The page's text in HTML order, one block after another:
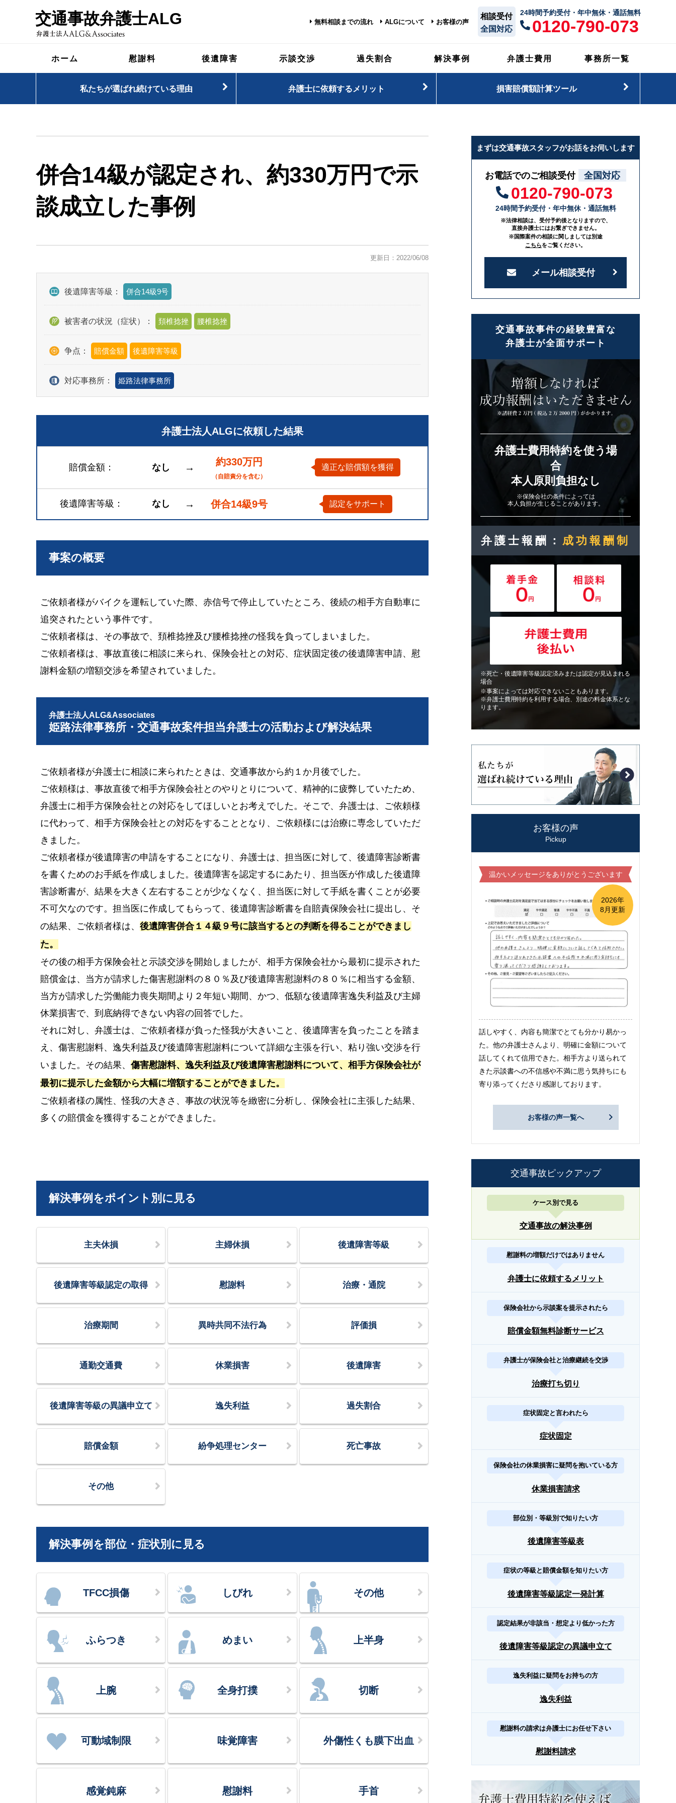
交通事故弁護士ALG 無料相談までの流れ ALGについて お客様の声
相談受付
全国対応
24時間予約受付・年中無休・通話無料
0120-790-073
ホーム 慰謝料 後遺障害 示談交渉 過失割合 解決事例 弁護士費用 事務所一覧
私たちが選ばれ続けている理由 弁護士に依頼するメリット 損害賠償額計算ツール
併合14級が認定され、約330万円で示
談成立した事例
更新日：2022/06/08
後遺障害等級： 併合14級9号
被害者の状況（症状）： 頚椎捻挫 腰椎捻挫
争点： 賠償金額 後遺障害等級
対応事務所： 姫路法律事務所
弁護士法人ALGに依頼した結果
賠償金額 なし → 約330万円
（自賠責分を含む）
適正な賠償額を獲得
後遺障害等級 なし → 併合14級9号 認定をサポート
事案の概要
ご依頼者様がバイクを運転していた際、赤信号で停止していたところ、後続の相手方自動車に
追突されたという事件です。
ご依頼者様は、その事故で、頚椎捻挫及び腰椎捻挫の怪我を負ってしまいました。
ご依頼者様は、事故直後に相談に来られ、保険会社との対応、症状固定後の後遺障害申請、慰
謝料金額の増額交渉を希望されていました。
弁護士法人ALG&Associates
姫路法律事務所・交通事故案件担当弁護士の活動および解決結果
ご依頼者様が弁護士に相談に来られたときは、交通事故から約１か月後でした。
ご依頼様は、事故直後で相手方保険会社とのやりとりについて、精神的に疲弊していたため、
弁護士に相手方保険会社との対応をしてほしいとお考えでした。そこで、弁護士は、ご依頼様
に代わって、相手方保険会社との対応をすることとなり、ご依頼様には治療に専念していただ
きました。
ご依頼者様が後遺障害の申請をすることになり、弁護士は、担当医に対して、後遺障害診断書
を書くためのお手紙を作成しました。後遺障害を認定するにあたり、担当医が作成した後遺障
害診断書が、結果を大きく左右することが少なくなく、担当医に対して手紙を書くことが必要
不可欠なのです。担当医に作成してもらって、後遺障害診断書を自賠責保険会社に提出し、そ
の結果、ご依頼者様は、 後遺障害併合１４級９号に該当するとの判断を得ることができまし
た。
その後の相手方保険会社と示談交渉を開始しましたが、相手方保険会社から最初に提示された
賠償金は、当方が請求した傷害慰謝料の８０％及び後遺障害慰謝料の８０％に相当する金額、
当方が請求した労働能力喪失期間より２年短い期間、かつ、低額な後遺障害逸失利益及び主婦
休業損害で、到底納得できない内容の回答でした。
それに対し、弁護士は、ご依頼者様が負った怪我が大きいこと、後遺障害を負ったことを踏ま
え、傷害慰謝料、逸失利益及び後遺障害慰謝料について詳細な主張を行い、粘り強い交渉を行
いました。その結果、傷害慰謝料、逸失利益及び後遺障害慰謝料について、相手方保険会社が
最初に提示した金額から大幅に増額することができました。
ご依頼者様の属性、怪我の大きさ、事故の状況等を緻密に分析し、保険会社に主張した結果、
多くの賠償金を獲得することができました。
解決事例をポイント別に見る
主夫休損 主婦休損 後遺障害等級
後遺障害等級認定の取得 慰謝料 治療・通院
治療期間 異時共同不法行為 評価損
通勤交通費 休業損害 後遺障害
後遺障害等級の異議申立て 逸失利益 過失割合
賠償金額 紛争処理センター 死亡事故
その他
解決事例を部位・症状別に見る
TFCC損傷 しびれ その他
ふらつき めまい 上半身
上腕 全身打撲 切断
可動域制限 味覚障害 外傷性くも膜下出血
感覚鈍麻 慰謝料 手首
まずは交通事故スタッフがお話をお伺いします
お電話でのご相談受付 全国対応
0120-790-073
24時間予約受付・年中無休・通話無料
※法律相談は、受付予約後となりますので、
直接弁護士にはお繋ぎできません。
※国際案件の相談に関しましては別途
こちらをご覧ください。
メール相談受付
交通事故事件の経験豊富な
弁護士が全面サポート
弁護士費用特約を使う場
合
本人原則負担なし
※保険会社の条件によっては
本人負担が生じることがあります。
弁護士報酬： 成功報酬制
※死亡・後遺障害等級認定済みまたは認定が見込まれる
場合
※事案によっては対応できないこともあります。
※弁護士費用特約を利用する場合、別途の料金体系とな
ります。
お客様の声
Pickup
温かいメッセージをありがとうございます
2026年
8月更新
話しやすく、内容も簡潔でとても分かり易かっ
た。他の弁護士さんより、明確に金額について
話してくれて信用できた。相手方より送られて
きた示談書への不信感や不満に思う気持ちにも
寄り添ってくださり感謝しております。
お客様の声一覧へ
交通事故ピックアップ
ケース別で見る
交通事故の解決事例
慰謝料の増額だけではありません
弁護士に依頼するメリット
保険会社から示談案を提示されたら
賠償金額無料診断サービス
弁護士が保険会社と治療継続を交渉
治療打ち切り
症状固定と言われたら
症状固定
保険会社の休業損害に疑問を抱いている方
休業損害請求
部位別・等級別で知りたい方
後遺障害等級表
症状の等級と賠償金額を知りたい方
後遺障害等級認定一発計算
認定結果が非該当・想定より低かった方
後遺障害等級認定の異議申立て
逸失利益に疑問をお持ちの方
逸失利益
慰謝料の請求は弁護士にお任せ下さい
慰謝料請求